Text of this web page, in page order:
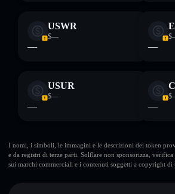
USWR
$—
— —
USUR
$—
— —
I nomi, i simboli, le immagini e le descrizioni dei token
e da registri di terze parti. Solflare non sponsorizza,
sui marchi commerciali e i contenuti soggetti a copyright di